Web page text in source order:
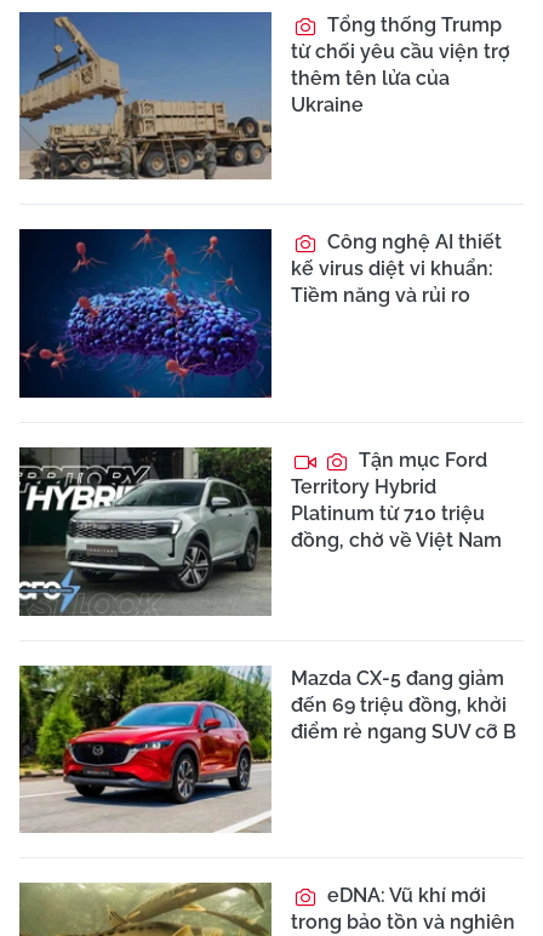
Tổng thống Trump
từ chối yêu cầu viện trợ
thêm tên lửa của
Ukraine
Công nghệ AI thiết
kế virus diệt vi khuẩn:
Tiềm năng và rủi ro
Tận mục Ford
Territory Hybrid
Platinum từ 710 triệu
đồng, chờ về Việt Nam
Mazda CX-5 đang giảm
đến 69 triệu đồng, khởi
điểm rẻ ngang SUV cỡ B
eDNA: Vũ khí mới
trong bảo tồn và nghiên